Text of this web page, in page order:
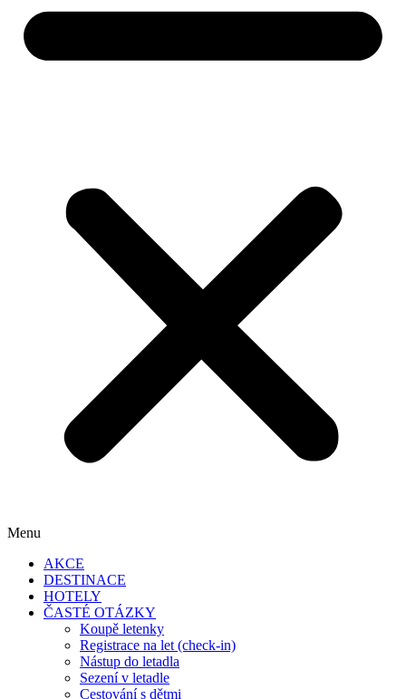
Menu
AKCE
DESTINACE
HOTELY
ČASTÉ OTÁZKY
Koupě letenky
Registrace na let (check-in)
Nástup do letadla
Sezení v letadle
Cestování s dětmi